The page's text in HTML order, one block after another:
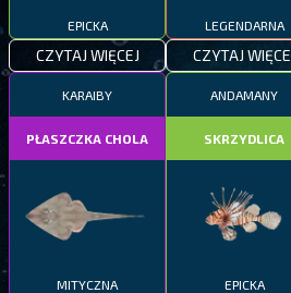
EPICKA
CZYTAJ WIĘCEJ
LEGENDARNA
CZYTAJ
KARAIBY
PŁASZCZKA CHOLA
MITYCZNA
ANDAMANY
SKRZYDLICA
EPICKA